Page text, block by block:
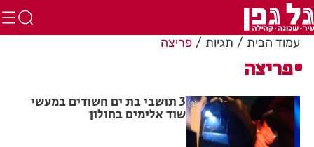
עמוד הבית תגיות פריצה
פריצה
3 תושבי בת ים חשודים במעשי
שוד אלימים בחולון